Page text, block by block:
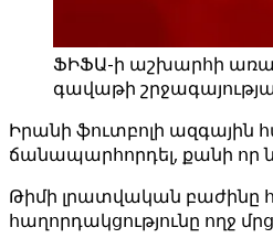
ՖԻՖԱ-ի աշխարհի
գավաթի
Իրանի ֆուտբոլի ազգային
ճանապարհորդել, քանի որ
Թիմի լրատվական բաժինը
հաղորդակցությունը ողջ